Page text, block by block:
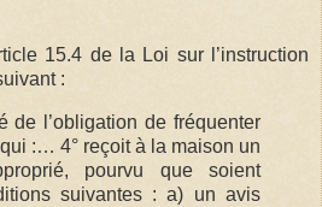
15.4 de la Loi sur l’instruction
:
de l’obligation de fréquenter
:… 4° reçoit à la maison un
pourvu que soient
suivantes : a) un avis